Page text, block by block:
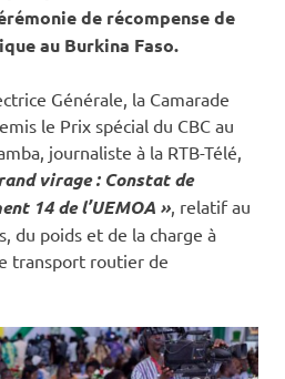
de récompense de
au Burkina Faso.
Générale, la Camarade
le Prix spécial du CBC au
journaliste à la RTB-Télé,
virage : Constat de
14 de l’UEMOA », relatif au
du poids et de la charge à
transport routier de